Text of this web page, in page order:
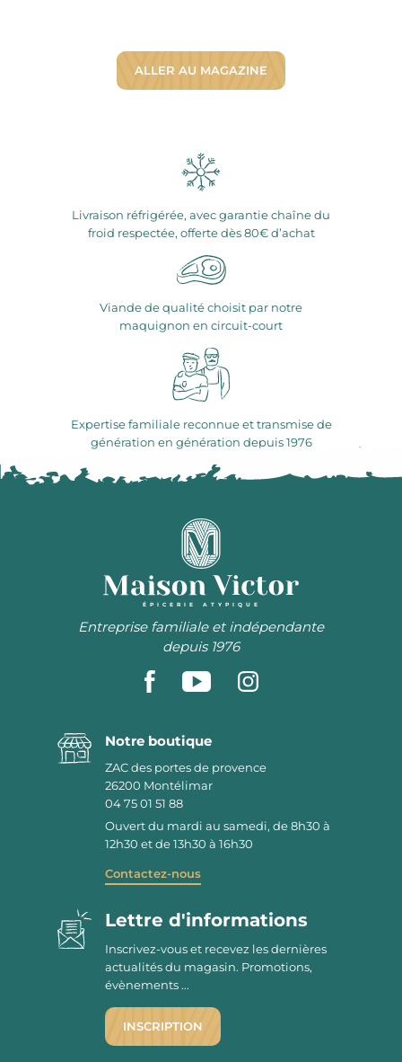
ALLER AU MAGAZINE
Livraison réfrigérée, avec garantie chaîne du
froid respectée, offerte dès 80€ d’achat
Viande de qualité choisit par notre
maquignon en circuit-court
Expertise familiale reconnue et transmise de
génération en génération depuis 1976
ÉPICERIE ATYPIQUE
Entreprise familiale et indépendante
depuis 1976
Notre boutique
ZAC des portes de provence
26200 Montélimar
04 75 01 51 88
Ouvert du mardi au samedi, de 8h30 à
12h30 et de 13h30 à 16h30
Contactez-nous
Lettre d'informations
Inscrivez-vous et recevez les dernières
actualités du magasin. Promotions,
évènements ...
INSCRIPTION